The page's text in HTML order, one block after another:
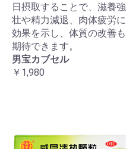
日摂取することで、滋養強
壮や精力減退、肉体疲労に
効果を示し、体質の改善も
期待できます。
男宝カブセル
￥1,980